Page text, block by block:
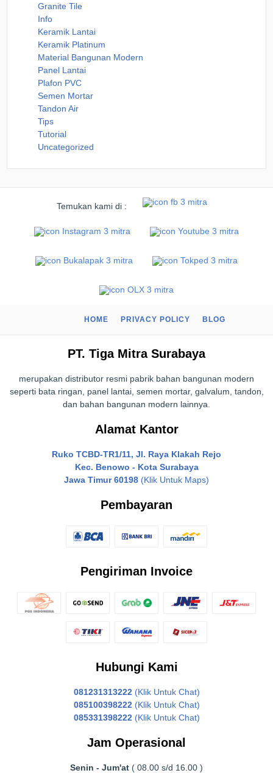
Granite Tile
Info
Keramik Lantai
Keramik Platinum
Material Bangunan Modern
Panel Lantai
Plafon PVC
Semen Mortar
Tandon Air
Tips
Tutorial
Uncategorized
Temukan kami di :
HOME PRIVACY POLICY BLOG
PT. Tiga Mitra Surabaya
merupakan distributor resmi pabrik bahan bangunan modern
seperti bata ringan, panel lantai, semen mortar, galvalum, tandon,
dan bahan bangunan modern lainnya.
Alamat Kantor
Ruko TCBD-TR1/11, Jl. Raya Klakah Rejo
Kec. Benowo - Kota Surabaya
Jawa Timur 60198 (Klik Untuk Maps)
Pembayaran
Pengiriman Invoice
Hubungi Kami
081231313222 (Klik Untuk Chat)
085100398222 (Klik Untuk Chat)
085331398222 (Klik Untuk Chat)
Jam Operasional
Senin - Jum'at ( 08.00 s/d 16.00 )